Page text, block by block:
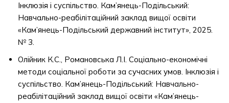
Інклюзія і суспільство. Кам’янець-Подільський:
Навчально-реабілітаційний заклад вищої освіти
«Кам’янець-Подільський державний інститут», 2025.
№ 3.
Олійник К.С., Романовська Л.І. Соціально-економічні
методи соціальної роботи за сучасних умов. Інклюзія і
суспільство. Кам’янець-Подільський: Навчально-
реабілітаційний заклад вищої освіти «Кам’янець-